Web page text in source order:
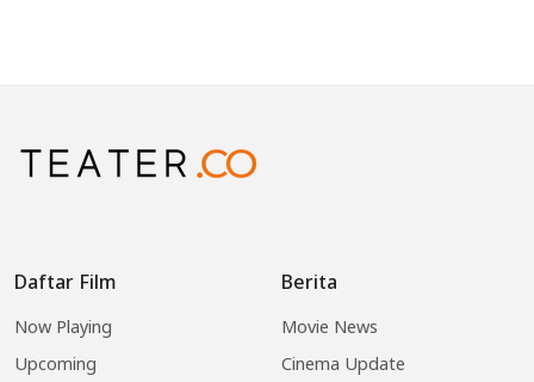
Daftar Film
Now Playing
Upcoming
Berita
Movie News
Cinema Update